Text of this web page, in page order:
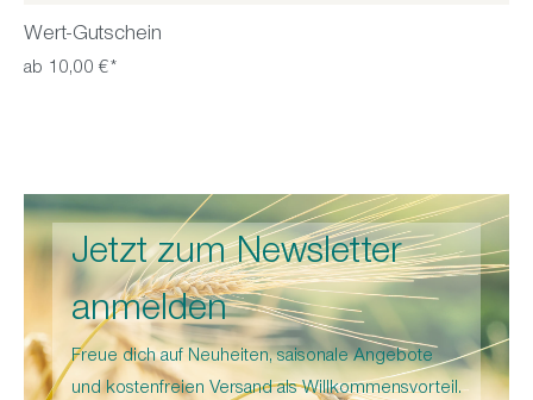
Wert-Gutschein
ab 10,00 €*
Jetzt zum Newsletter
anmelden
Freue dich auf Neuheiten, saisonale Angebote
und kostenfreien Versand als Willkommensvorteil.